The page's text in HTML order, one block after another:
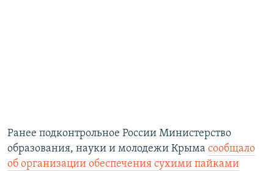
Ранее подконтрольное России Министерство
образования, науки и молодежи Крыма сообщало
об организации обеспечения сухими пайками